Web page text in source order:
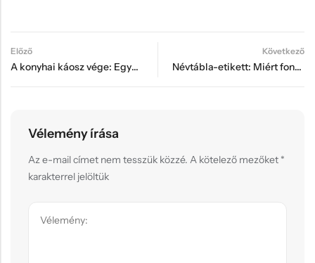
Előző
A konyhai káosz vége: Egyedi tárolók, amik pont odaillenek, ahová kell
Következő
Névtábla-etikett: Miért fontos a házunk „arcfelvarrása” egy szép táblával?
Vélemény írása
Az e-mail címet nem tesszük közzé. A kötelező mezőket *
karakterrel jelöltük